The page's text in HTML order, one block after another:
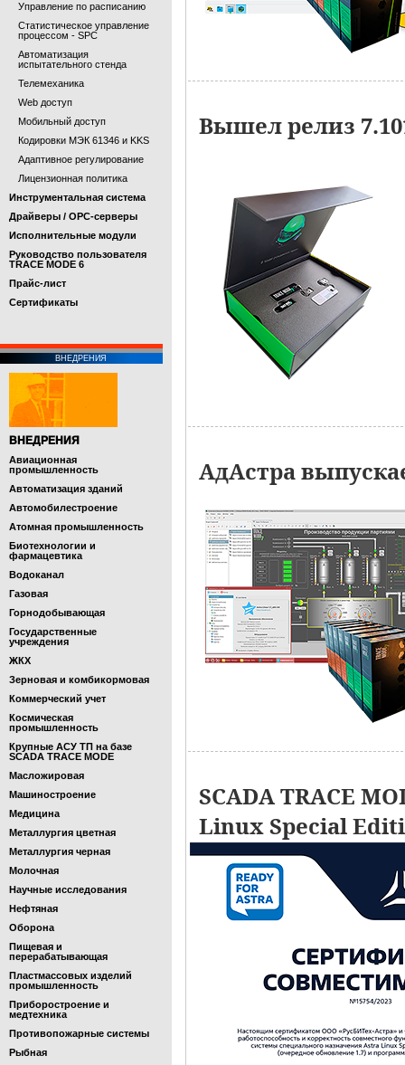
Управление по расписанию
Статистическое управление
процессом - SPC
Автоматизация
испытательного стенда
Телемеханика
Web доступ
Мобильный доступ
Кодировки МЭК 61346 и KKS
Адаптивное регулирование
Лицензионная политика
Инструментальная система
Драйверы / OPC-серверы
Исполнительные модули
Руководство пользователя
TRACE MODE 6
Прайс-лист
Cертификаты
ВНЕДРЕНИЯ
ВНЕДРЕНИЯ
Авиационная
промышленность
Автоматизация зданий
Автомобилестроение
Атомная промышленность
Биотехнологии и
фармацевтика
Водоканал
Газовая
Горнодобывающая
Государственные
учреждения
ЖКХ
Зерновая и комбикормовая
Коммерческий учет
Космическая
промышленность
Крупные АСУ ТП на базе
SCADA TRACE MODE
Масложировая
Машиностроение
Медицина
Металлургия цветная
Металлургия черная
Молочная
Научные исследования
Нефтяная
Оборона
Пищевая и
перерабатывающая
Пластмассовых изделий
промышленность
Приборостроение и
медтехника
Противопожарные системы
Рыбная
Вышел релиз
АдАстра
SCADA TRACE
Linux Special